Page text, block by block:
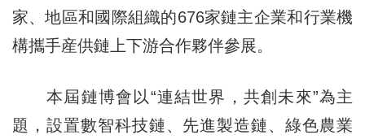
家、地區和國際組織的676家鏈主企業和行業機
構攜手産供鏈上下游合作夥伴參展。
本屆鏈博會以“連結世界，共創未來”為主
題，設置數智科技鏈、先進製造鏈、綠色農業